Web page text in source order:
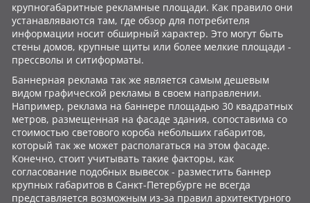
крупногабаритные рекламные площади. Как правило они
устанавляваются там, где обзор для потребителя
информации носит обширный характер. Это могут быть
стены домов, крупные щиты или более мелкие площади -
прессволы и ситиформаты.
Баннерная реклама так же является самым дешевым
видом графической рекламы в своем направлении.
Например, реклама на баннере площадью 30 квадратных
метров, размещенная на фасаде здания, сопоставима со
стоимостью светового короба небольших габаритов,
который так же может располагаться на этом фасаде.
Конечно, стоит учитывать такие факторы, как
согласование подобных вывесок - разместить баннер
крупных габаритов в Санкт-Петербурге не всегда
представляется возможным из-за правил архитектурного